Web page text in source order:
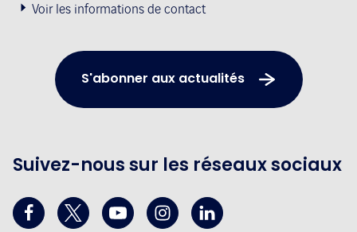
Voir les informations de contact
S'abonner aux actualités
Suivez-nous sur les réseaux sociaux